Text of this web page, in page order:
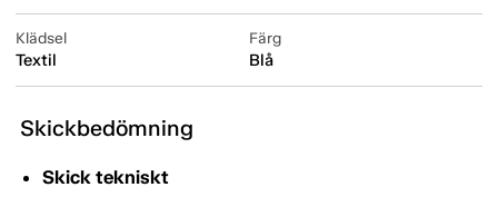
Klädsel
Textil
Färg
Blå
Skickbedömning
Skick tekniskt